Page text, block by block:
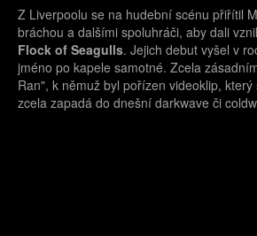
Z Liverpoolu se na hudební scénu přiřítil
bráchou a dalšími spoluhráči, aby dali
Flock of Seagulls. Jejich debut vyšel v
jméno po kapele samotné. Zcela
Ran", k němuž byl pořízen videoklip,
zcela zapadá do dnešní darkwave či